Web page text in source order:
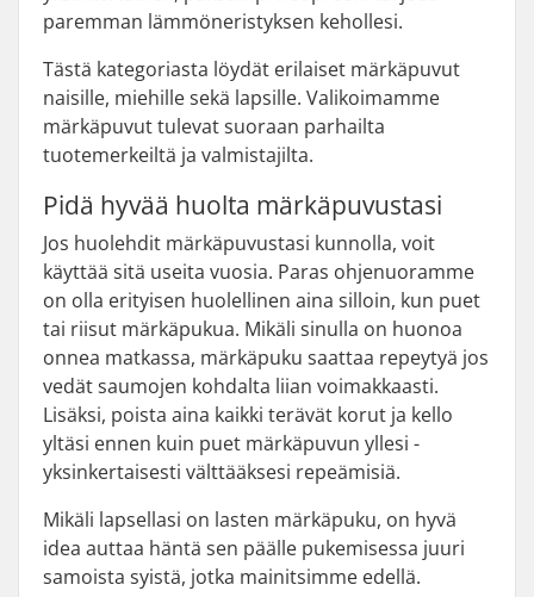
paremman lämmöneristyksen kehollesi.
Tästä kategoriasta löydät erilaiset märkäpuvut
naisille, miehille sekä lapsille. Valikoimamme
märkäpuvut tulevat suoraan parhailta
tuotemerkeiltä ja valmistajilta.
Pidä hyvää huolta märkäpuvustasi
Jos huolehdit märkäpuvustasi kunnolla, voit
käyttää sitä useita vuosia. Paras ohjenuoramme
on olla erityisen huolellinen aina silloin, kun puet
tai riisut märkäpukua. Mikäli sinulla on huonoa
onnea matkassa, märkäpuku saattaa repeytyä jos
vedät saumojen kohdalta liian voimakkaasti.
Lisäksi, poista aina kaikki terävät korut ja kello
yltäsi ennen kuin puet märkäpuvun yllesi -
yksinkertaisesti välttääksesi repeämisiä.
Mikäli lapsellasi on lasten märkäpuku, on hyvä
idea auttaa häntä sen päälle pukemisessa juuri
samoista syistä, jotka mainitsimme edellä.